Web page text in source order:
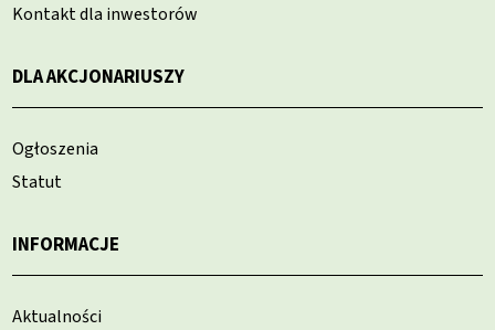
Kontakt dla inwestorów
DLA AKCJONARIUSZY
Ogłoszenia
Statut
INFORMACJE
Aktualności